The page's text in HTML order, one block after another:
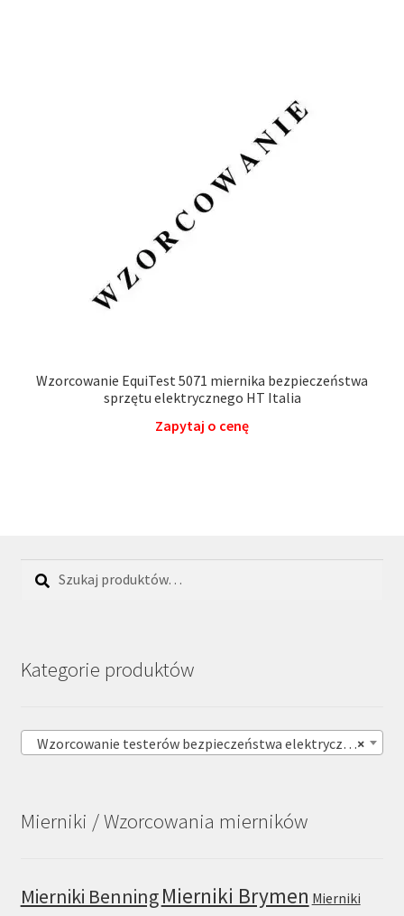
Wzorcowanie EquiTest 5071 miernika bezpieczeństwa
sprzętu elektrycznego HT Italia
Zapytaj o cenę
Szukaj:
Szukaj
Kategorie produktów
×
Wzorcowanie testerów bezpieczeństwa elektrycznego (89)
Mierniki / Wzorcowania mierników
Mierniki BenningMierniki Brymen Mierniki